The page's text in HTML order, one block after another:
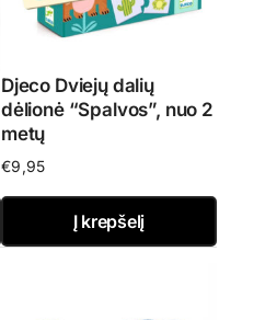
Djeco Dviejų dalių
dėlionė “Spalvos”, nuo 2
metų
€9,95
Į krepšelį